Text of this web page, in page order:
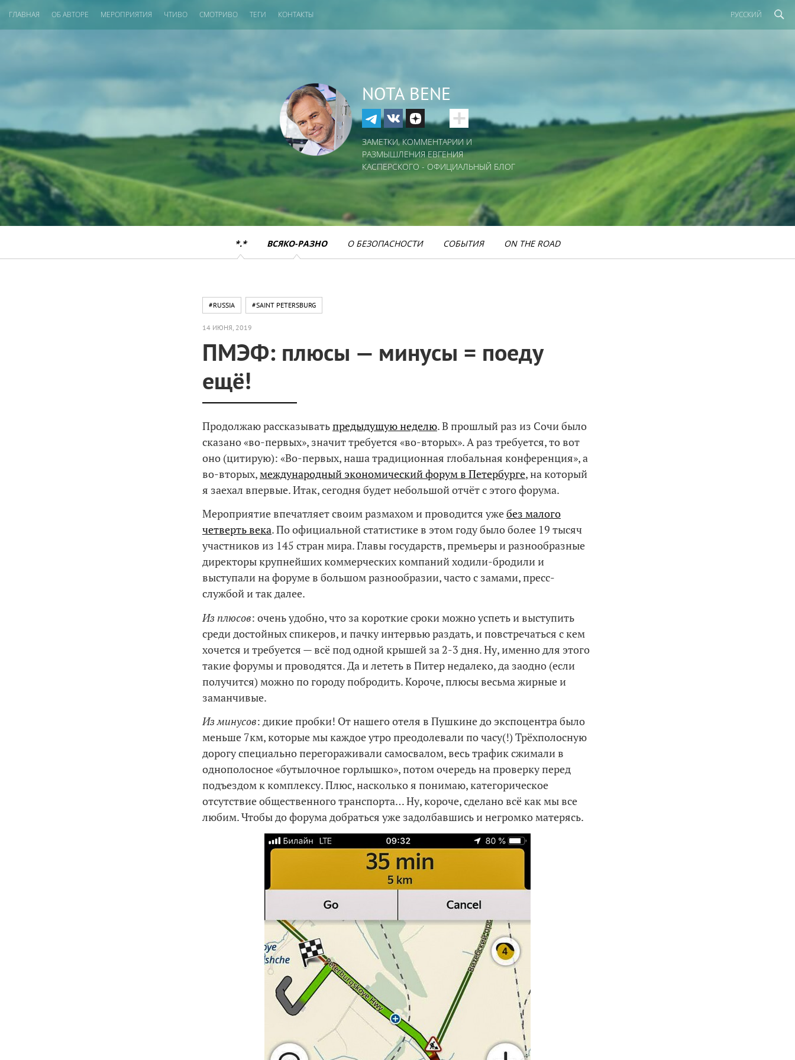
ГЛАВНАЯ ОБ АВТОРЕ МЕРОПРИЯТИЯ ЧТИВО СМОТРИВО ТЕГИ КОНТАКТЫ РУССКИЙ
NOTA BENE
ЗАМЕТКИ, КОММЕНТАРИИ И
РАЗМЫШЛЕНИЯ ЕВГЕНИЯ
КАСПЕРСКОГО - ОФИЦИАЛЬНЫЙ БЛОГ
*.* ВСЯКО-РАЗНО О БЕЗОПАСНОСТИ СОБЫТИЯ ON THE ROAD
#RUSSIA #SAINT PETERSBURG
14 ИЮНЯ, 2019
ПМЭФ: плюсы — минусы = поеду
ещё!
Продолжаю рассказыватьпредыдущую неделю. В прошлый раз из Сочи было
сказано «во-первых», значит требуется «во-вторых». А раз требуется, то вот
оно (цитирую): «Во-первых, наша традиционная глобальная конференция», а
во-вторых,международный экономический форум в Петербурге, на который
я заехал впервые. Итак, сегодня будет небольшой отчёт с этого форума.
Мероприятие впечатляет своим размахом и проводится ужебез малого
четверть века. По официальной статистике в этом году было более 19 тысяч
участников из 145 стран мира. Главы государств, премьеры и разнообразные
директоры крупнейших коммерческих компаний ходили-бродили и
выступали на форуме в большом разнообразии, часто с замами, пресс-
службой и так далее.
Из плюсов: очень удобно, что за короткие сроки можно успеть и выступить
среди достойных спикеров, и пачку интервью раздать, и повстречаться с кем
хочется и требуется — всё под одной крышей за 2-3 дня. Ну, именно для этого
такие форумы и проводятся. Да и лететь в Питер недалеко, да заодно (если
получится) можно по городу побродить. Короче, плюсы весьма жирные и
заманчивые.
Из минусов: дикие пробки! От нашего отеля в Пушкине до экспоцентра было
меньше 7км, которые мы каждое утро преодолевали по часу(!) Трёхполосную
дорогу специально перегораживали самосвалом, весь трафик сжимали в
однополосное «бутылочное горлышко», потом очередь на проверку перед
подъездом к комплексу. Плюс, насколько я понимаю, категорическое
отсутствие общественного транспорта… Ну, короче, сделано всё как мы все
любим. Чтобы до форума добраться уже задолбавшись и негромко матерясь.